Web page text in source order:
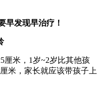
发现早治疗！
米，1岁~2岁比其他孩
米，家长就应该带孩子上